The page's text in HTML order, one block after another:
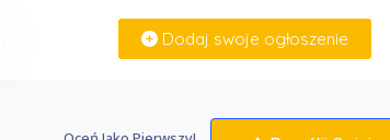
Dodaj swoje ogłoszenie